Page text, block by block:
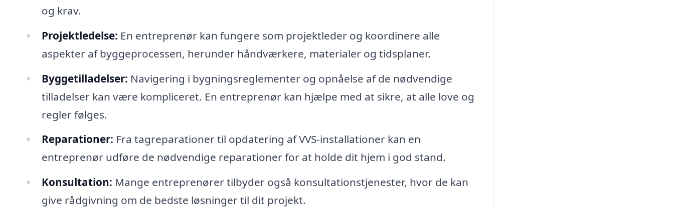
og krav.
Projektledelse: En entreprenør kan fungere som projektleder og koordinere alle
aspekter af byggeprocessen, herunder håndværkere, materialer og tidsplaner.
Byggetilladelser: Navigering i bygningsreglementer og opnåelse af de nødvendige
tilladelser kan være kompliceret. En entreprenør kan hjælpe med at sikre, at alle love og
regler følges.
Reparationer: Fra tagreparationer til opdatering af VVS-installationer kan en
entreprenør udføre de nødvendige reparationer for at holde dit hjem i god stand.
Konsultation: Mange entreprenører tilbyder også konsultationstjenester, hvor de kan
give rådgivning om de bedste løsninger til dit projekt.